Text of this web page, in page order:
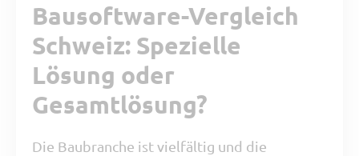
Bausoftware-Vergleich
Schweiz: Spezielle
Lösung oder
Gesamtlösung?
Die Baubranche ist vielfältig und die